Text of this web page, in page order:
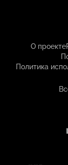
О проекте
Политика